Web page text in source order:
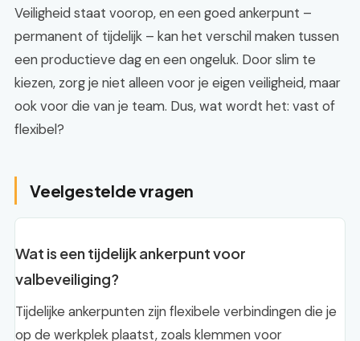
Veiligheid staat voorop, en een goed ankerpunt –
permanent of tijdelijk – kan het verschil maken tussen
een productieve dag en een ongeluk. Door slim te
kiezen, zorg je niet alleen voor je eigen veiligheid, maar
ook voor die van je team. Dus, wat wordt het: vast of
flexibel?
Veelgestelde vragen
Wat is een tijdelijk ankerpunt voor
valbeveiliging?
Tijdelijke ankerpunten zijn flexibele verbindingen die je
op de werkplek plaatst, zoals klemmen voor